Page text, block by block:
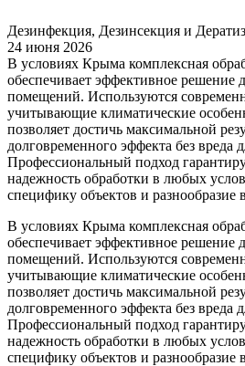
Дезинфекция, Дезинсекция и
24 июня 2026
В условиях Крыма комплексная
обеспечивает эффективное решение
помещений. Используются
учитывающие климатические
позволяет достичь максимальной
долговременного эффекта без
Профессиональный подход
надежность обработки в любых
специфику объектов и разнообразие
В условиях Крыма комплексная
обеспечивает эффективное решение
помещений. Используются
учитывающие климатические
позволяет достичь максимальной
долговременного эффекта без
Профессиональный подход
надежность обработки в любых
специфику объектов и разнообразие